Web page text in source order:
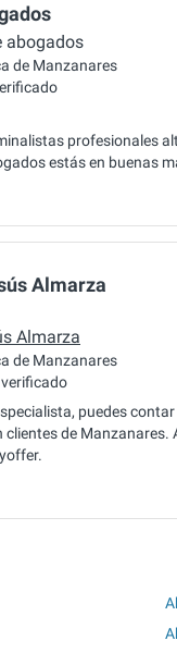
abogados
de Manzanares
profesionales
estás en buenas
Almarza
Almarza
de Manzanares
puedes
de Manzanares.